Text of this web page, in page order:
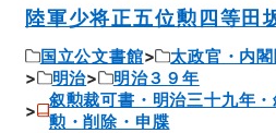
陸軍少将正五位勲四等田
国立公文書館 太政官・内
明治
明治３９年
叙勲裁可書・明治三十九年
勲・削除・申牒